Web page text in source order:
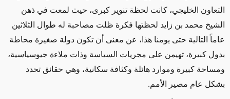
التعاون الخليجي، كانت لحظة تنوير كبرى، حيث لمعت في ذهن
الشيخ محمد بن زايد لحظتها فكرة ظلت مصاحبة له طوال الثلاثين
عاماً التالية حتى يومنا هذا، عن معنى أن تكون دولة صغيرة محاطة
بدول كبيرة، تهيمن على مجريات السياسة وذات ملاءة جيوسياسية،
ومساحة كبيرة وموارد هائلة وكثافة سكانية، وهي حقائق تحدد
بشكل عام مصير الأمم.